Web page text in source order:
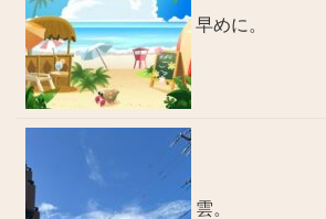
早めに。
雲。